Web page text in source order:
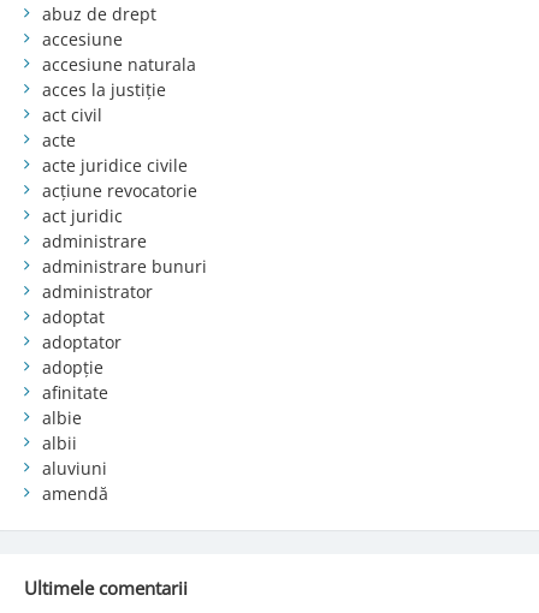
abuz de drept
accesiune
accesiune naturala
acces la justiție
act civil
acte
acte juridice civile
acțiune revocatorie
act juridic
administrare
administrare bunuri
administrator
adoptat
adoptator
adopție
afinitate
albie
albii
aluviuni
amendă
Ultimele comentarii